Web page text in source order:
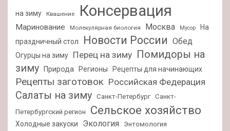
на зиму Квашение Консервация
Маринование Молекулярная биология Москва Мусор
На
праздничный стол
Новости России Обед
Огурцы на зиму Перец на зиму Помидоры на
зиму
Природа Регионы Рецепты для начинающих
Рецепты заготовок Российская Федерация
Салаты на зиму Санкт-Петербург Санкт-
Петербургский регион
Сельское хозяйство
Холодные закуски Экология Энтомология